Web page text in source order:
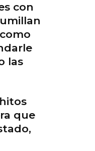
con
las
que